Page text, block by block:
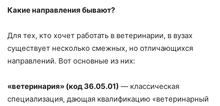
Какие направления бывают?
Для тех, кто хочет работать в ветеринарии, в вузах
существует несколько смежных, но отличающихся
направлений. Вот основные из них:
«ветеринария» (код 36.05.01) — классическая
специализация, дающая квалификацию «ветеринарный